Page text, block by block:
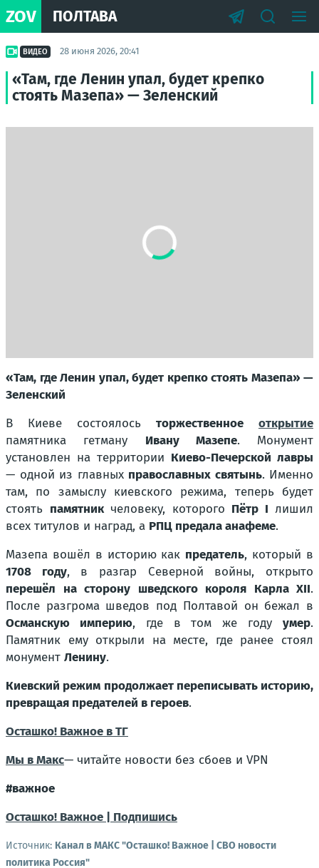
ZOV ПОЛТАВА
ВИДЕО 28 июня 2026, 20:41
«Там, где Ленин упал, будет крепко
стоять Мазепа» — Зеленский
«Там, где Ленин упал, будет крепко стоять Мазепа» —
Зеленский
В Киеве состоялось торжественное
открытие
памятника гетману Ивану Мазепе. Монумент
установлен на территории Киево-Печерской лавры
— одной из главных православных святынь. Именно
там, по замыслу киевского режима, теперь будет
стоять памятникчеловеку, которого Пётр I лишил
всех титулов и наград, а РПЦ предала анафеме.
Мазепа вошёл в историю как предатель, который в
1708 году, в разгар Северной войны, открыто
перешёл на сторону шведского короля Карла XII.
После разгрома шведов под Полтавой он бежал в
Османскую империю, где в том же годуумер.
Памятник ему открыли на месте, где ранее стоял
монумент Ленину.
Киевский режим продолжает переписывать историю,
превращая предателей в героев.
Осташко! Важное в ТГ
Мы в Макс— читайте новости без сбоев и VPN
#важное
Осташко! Важное | Подпишись
Источник: Канал в МАКС "Осташко! Важное | СВО новости
политика Россия"